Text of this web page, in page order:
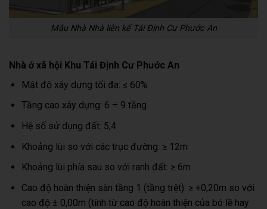
Mẫu Nhà Nhà liên kế Tái Định Cư Phước An
Nhà ở xã hội Khu Tái Định Cư Phước An
Mật độ xây dựng tối đa: ≤ 60%
Tầng cao xây dựng: 6 ÷ 9 tầng
Hệ số sử dụng đất: 5,4
Khoảng lùi so với các trục đường: ≥ 12m
Khoảng lùi phía sau so với ranh đất: ≥ 6m
Cao độ hoàn thiện sàn tầng 1 (tầng trệt): ≥ +0,20m so với
cao độ ± 0,00m (tính từ cao độ hoàn thiện của bó lề hay